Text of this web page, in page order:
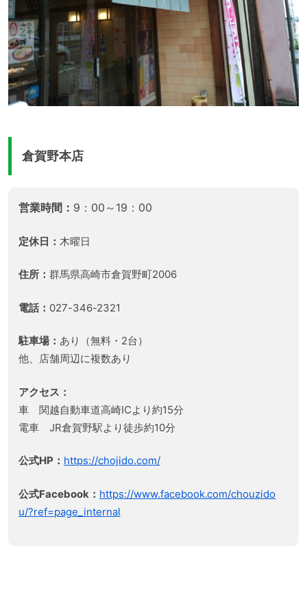
倉賀野本店
営業時間： 9：00～19：00
定休日： 木曜日
住所： 群馬県高崎市倉賀野町2006
電話： 027-346-2321
駐車場： あり（無料・2台）
他、店舗周辺に複数あり
アクセス：
車 関越自動車道高崎ICより約15分
電車 JR倉賀野駅より徒歩約10分
公式HP： https://chojido.com/
公式Facebook： https://www.facebook.com/chouzido
u/?ref=page_internal